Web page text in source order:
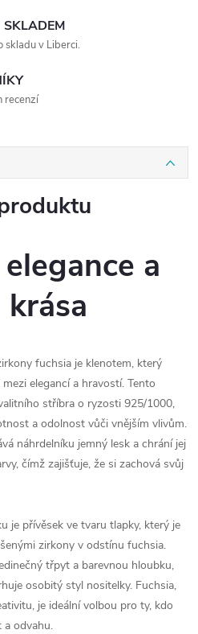
skladu v Liberci.
recenzí
a
fuchsia je klenotem, který
elegancí a hravostí. Tento
stříbra o ryzosti 925/1000,
a odolnost vůči vnějším vlivům.
náhrdelníku jemný lesk a chrání jej
čímž zajišťuje, že si zachová svůj
je přívěsek ve tvaru tlapky, který je
zirkony v odstínu fuchsia.
třpyt a barevnou hloubku,
osobitý styl nositelky. Fuchsia,
je ideální volbou pro ty, kdo
a odvahu.